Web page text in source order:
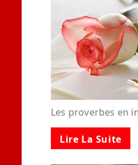
Les proverbes en
Lire La Suite